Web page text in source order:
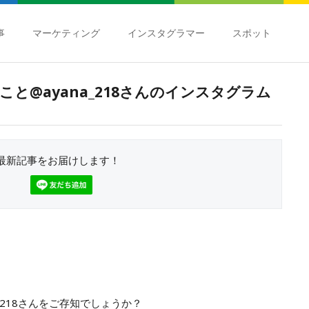
マーケティング インスタグラマー スポット
と@ayana_218さんのインスタグラム
新記事をお届けします！
さんをご存知でしょうか？